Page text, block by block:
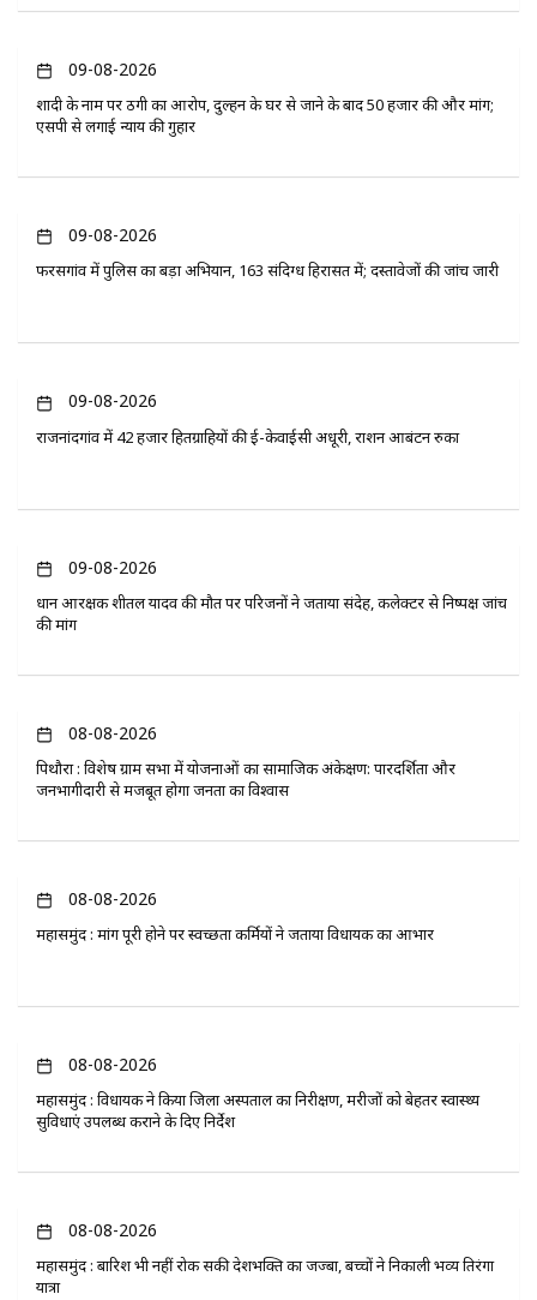
09-08-2026
शादी के नाम पर ठगी का आरोप, दुल्हन के घर से जाने के बाद 50 हजार की और मांग;
एसपी से लगाई न्याय की गुहार
09-08-2026
फरसगांव में पुलिस का बड़ा अभियान, 163 संदिग्ध हिरासत में; दस्तावेजों की जांच जारी
09-08-2026
राजनांदगांव में 42 हजार हितग्राहियों की ई-केवाईसी अधूरी, राशन आबंटन रुका
09-08-2026
प्रधान आरक्षक शीतल यादव की मौत पर परिजनों ने जताया संदेह, कलेक्टर से निष्पक्ष जांच
की मांग
08-08-2026
पिथौरा : विशेष ग्राम सभा में योजनाओं का सामाजिक अंकेक्षण: पारदर्शिता और
जनभागीदारी से मजबूत होगा जनता का विश्वास
08-08-2026
महासमुंद : मांग पूरी होने पर स्वच्छता कर्मियों ने जताया विधायक का आभार
08-08-2026
महासमुंद : विधायक ने किया जिला अस्पताल का निरीक्षण, मरीजों को बेहतर स्वास्थ्य
सुविधाएं उपलब्ध कराने के दिए निर्देश
08-08-2026
महासमुंद : बारिश भी नहीं रोक सकी देशभक्ति का जज्बा, बच्चों ने निकाली भव्य तिरंगा
यात्रा